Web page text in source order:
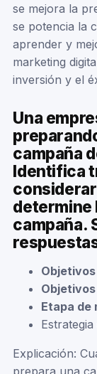
se mejora la
se potencia la
aprender y
marketing
inversión y el
Una
campaña
Identifica
determine
campaña.
Etapa de
Explicación: